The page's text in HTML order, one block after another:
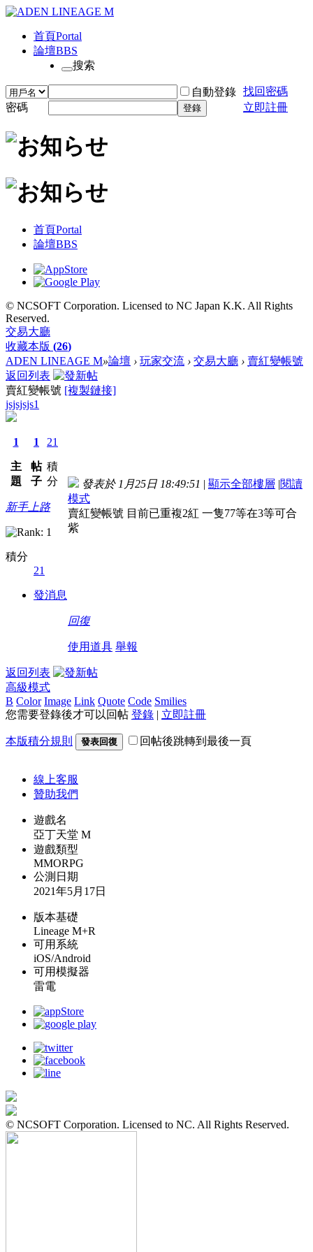
首頁Portal
論壇BBS
搜索
自動登錄 找回密碼
密碼
登錄 立即註冊
首頁Portal
論壇BBS
© NCSOFT Corporation. Licensed to NC Japan K.K. All Rights
Reserved.
交易大廳
收藏本版 (26)
ADEN LINEAGE M»論壇 › 玩家交流 › 交易大廳 › 賣紅變帳號
返回列表
賣紅變帳號 [複製鏈接]
jsjsjsjs1
1
主
題
1
帖
子
21
積
分
新手上路
積分
21
發消息
發表於 1月25日 18:49:51 | 顯示全部樓層 |閱讀
模式
賣紅變帳號 目前已重複2紅 一隻77等在3等可合
紫
回復
使用道具 舉報
返回列表
高級模式
B Color Image Link Quote Code Smilies
您需要登錄後才可以回帖 登錄 | 立即註冊
本版積分規則 發表回復 回帖後跳轉到最後一頁
線上客服
贊助我們
遊戲名
亞丁天堂 M
遊戲類型
MMORPG
公測日期
2021年5月17日
版本基礎
Lineage M+R
可用系統
iOS/Android
可用模擬器
雷電
© NCSOFT Corporation. Licensed to NC. All Rights Reserved.